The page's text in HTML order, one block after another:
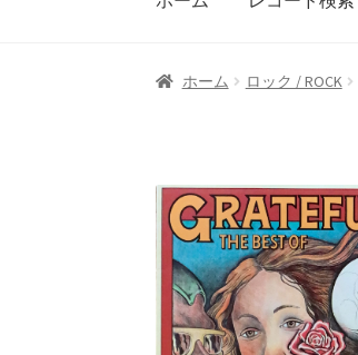
シ
へ
プ
ツ
キ
ホーム ロック / ROCK